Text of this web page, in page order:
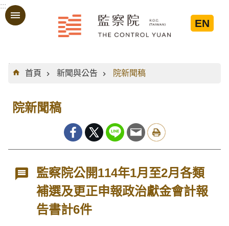
跳到主要內容區塊
:::
EN
:::
首頁
新聞與公告 院新聞稿
院新聞稿
監察院公開114年1月至2月各類
補選及更正申報政治獻金會計報
告書計6件